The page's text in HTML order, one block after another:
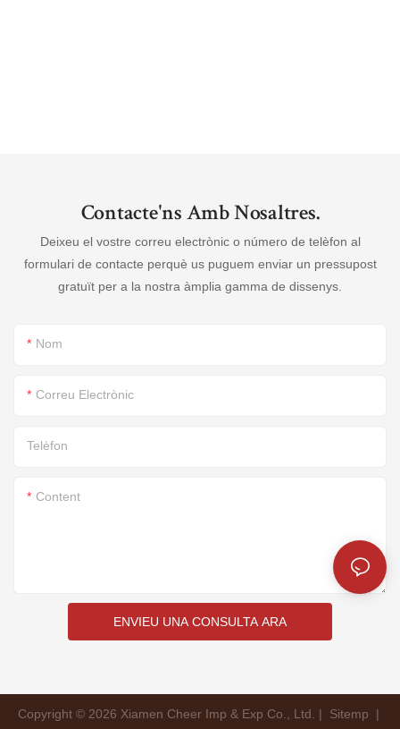
Contacte'ns Amb Nosaltres.
Deixeu el vostre correu electrònic o número de telèfon al
formulari de contacte perquè us puguem enviar un pressupost
gratuït per a la nostra àmplia gamma de dissenys.
Nom
Correu Electrònic
Telèfon
Content
ENVIEU UNA CONSULTA ARA
Copyright © 2026 Xiamen Cheer Imp & Exp Co., Ltd. | Sitemp
|